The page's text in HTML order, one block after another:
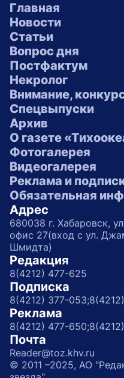
Главная
Новости
Статьи
Вопрос дня
Постфактум
Некролог
Внимание,
Спецвыпуски
Архив
О газете
Фотогалерея
Видеогалерея
Реклама и
Обязательная
Адрес
680038 г. Хабаровск,
офис 27(вход с ул.
Шмидта)
Редакция
8(4212) 477-625
Подписка
8(4212) 377-053;
Реклама
8(4212) 477-650;
Почта
Reader@toz.khv.ru
© 2011 –2025, АО